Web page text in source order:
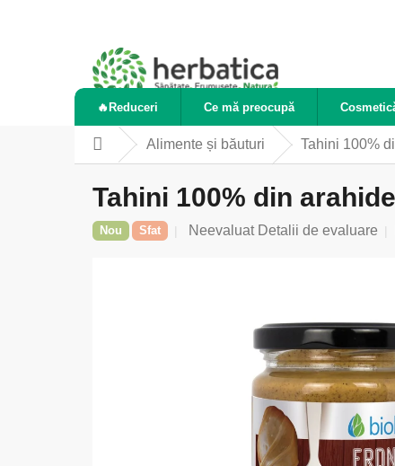
🔥Reduceri Ce mă preocupă
AcasăAlimente și băuturi Tahini 100%
Tahini 100% din
Nou Sfat
Evaluarea
Neevaluat Detalii de evaluare